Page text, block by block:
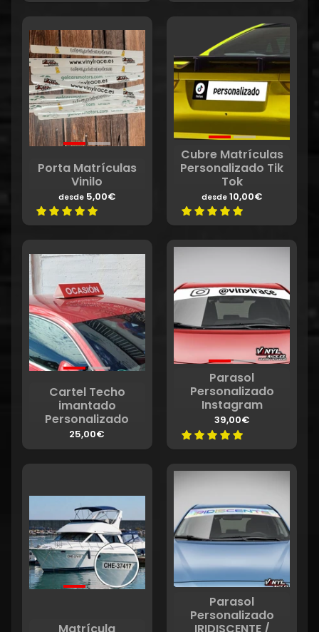
Porta Matrículas
Vinilo
desde 5,00€
Cubre Matrículas
Personalizado Tik
Tok
desde 10,00€
Cartel Techo
imantado
Personalizado
25,00€
Parasol
Personalizado
Instagram
39,00€
Parasol
Personalizado